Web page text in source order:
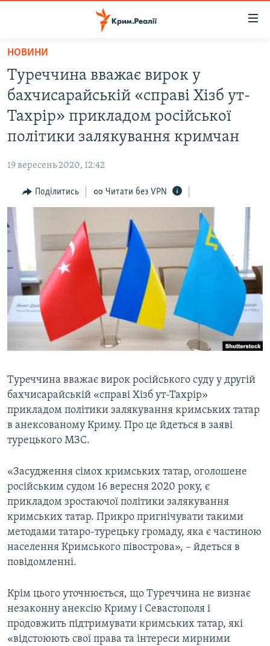
Перейти
основного
матеріалу
Перейти
до
основної
Перейти
пошуку
ВОДА.КРИМ
ВІДЕО ТА ФОТО
ПОЛІТИКА
ПОГЛЯД
ІНТЕРВ'Ю
СПЕЦПРОЕКТИ
ДЕПОРТАЦІЯ
ВІДЕОУРОКИ «ELIFBE»
СВІДЧЕННЯ ОКУПАЦІЇ
УКРАЇНСЬКА ПРОБЛЕМА КРИМУ
ЯК ОБІЙТИ БЛОКУВАННЯ
Русский
Qırımtatar
Усі сайти RFE/RL
НОВИНИ
Туреччина вважає вирок у
бахчисарайській «справі Хізб ут-
Тахрір» прикладом російської
політики залякування кримчан
19 вересень 2020, 12:42
Поділитись Читати без VPN
Туреччина вважає вирок російського суду у другій
бахчисарайській «справі Хізб ут-Тахрір»
прикладом політики залякування кримських татар
в анексованому Криму. Про це йдеться в заяві
турецького МЗС.
«Засудження сімох кримських татар, оголошене
російським судом 16 вересня 2020 року, є
прикладом зростаючої політики залякування
кримських татар. Прикро пригнічувати такими
методами татаро-турецьку громаду, яка є частиною
населення Кримського півострова», – йдеться в
повідомленні.
Крім цього уточнюється, що Туреччина не визнає
незаконну анексію Криму і Севастополя і
продовжить підтримувати кримських татар, які
«відстоюють свої права та інтереси мирними